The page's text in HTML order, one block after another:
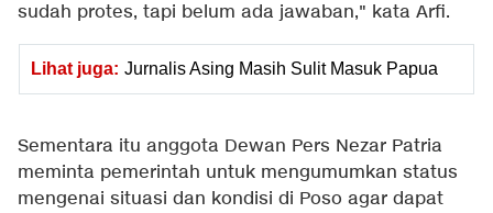
sudah protes, tapi belum ada jawaban," kata Arfi.
Lihat juga: Jurnalis Asing Masih Sulit Masuk Papua
Sementara itu anggota Dewan Pers Nezar Patria
meminta pemerintah untuk mengumumkan status
mengenai situasi dan kondisi di Poso agar dapat